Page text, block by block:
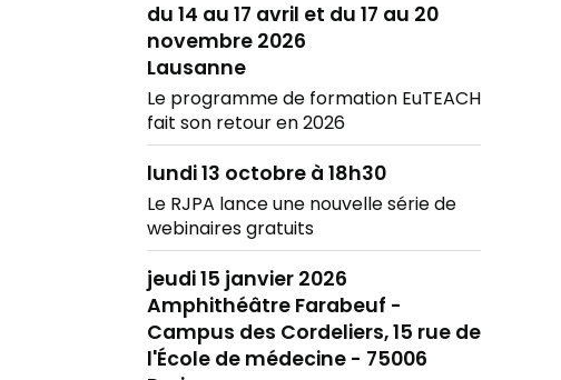
du 14 au 17 avril et du 17 au 20
novembre 2026
Lausanne
Le programme de formation EuTEACH
fait son retour en 2026
lundi 13 octobre à 18h30
Le RJPA lance une nouvelle série de
webinaires gratuits
jeudi 15 janvier 2026
Amphithéâtre Farabeuf -
Campus des Cordeliers, 15 rue de
l'École de médecine - 75006